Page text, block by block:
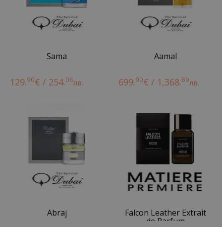
Sama
129.90€ / 254.06лв.
Aamal
699.90€ / 1,368.89лв.
Abraj Falcon Leather Extrait
de Parfum